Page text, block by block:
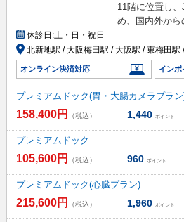
11階に位置し
め、国内外から
休診日:土・日・祝日
北新地駅 / 大阪梅田駅 / 大阪駅 / 東梅田駅
オンライン決済対応 インボ
プレミアムドック(胃・大腸カメラプラ
158,400円 （税込） 1,440 ポイント
プレミアムドック
105,600円 （税込） 960 ポイント
プレミアムドック(心臓プラン)
215,600円 （税込） 1,960 ポイント